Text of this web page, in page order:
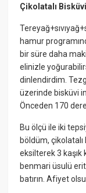
Çikolatalı Bisküvi
hamur
bir süre daha
elinizle
dinlendirdim.
üzerinde bisküvi
Önceden 170
Bu ölçü ile iki
böldüm,
eksilterek 3
benmari üsulü
batırın. Afiyet